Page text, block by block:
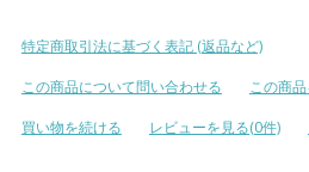
特定商取引法に基づく表記 (返品など)
この商品について問い合わせる
この商
買い物を続ける
レビューを見る(0件)